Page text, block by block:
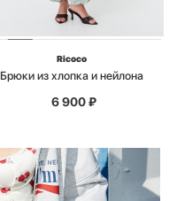
Ricoco
Брюки из хлопка и нейлона
6 900₽